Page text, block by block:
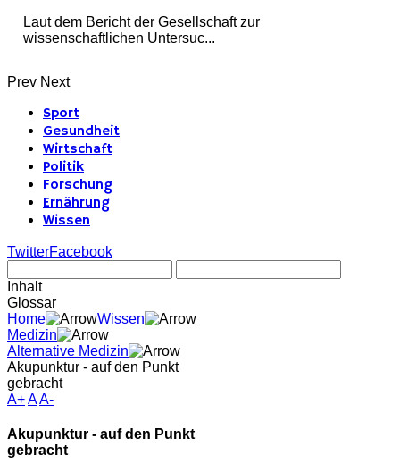
Laut dem Bericht der Gesellschaft zur
wissenschaftlichen Untersuc...
Prev Next
Sport
Gesundheit
Wirtschaft
Politik
Forschung
Ernährung
Wissen
TwitterFacebook
Inhalt
Glossar
Home
Wissen
Medizin
Alternative Medizin
Akupunktur - auf den Punkt
gebracht
A+AA-
Akupunktur - auf den Punkt
gebracht